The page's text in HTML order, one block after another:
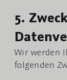
5.
Wir werden
folgenden